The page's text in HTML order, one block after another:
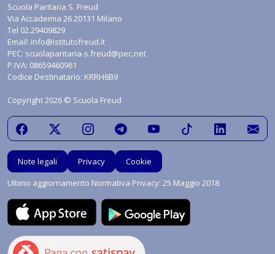
Scuola Paritaria S. Freud
Via Accademia 26 20131 Milano
Tel 02.29409829
Email: info@istitutofreud.it
PEC: scuolaparitaria-s.freud@pec.net
P.IVA: 08659460961
Codice Destinatario: KRRH6B9
Copyright 2026 © Scuola Freud
Note legali Privacy
Cookie
Ultimo aggiornamento Normativa Privacy: 25 Maggio 2018